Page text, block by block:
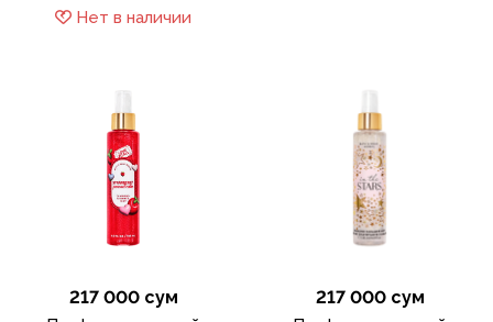
Нет в наличии
217 000 сум 217 000 сум